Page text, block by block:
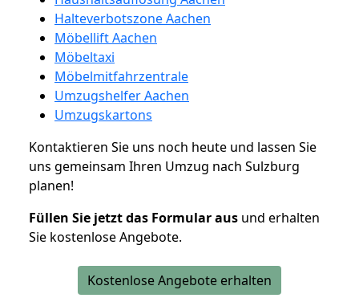
Halteverbotszone Aachen
Möbellift Aachen
Möbeltaxi
Möbelmitfahrzentrale
Umzugshelfer Aachen
Umzugskartons
Kontaktieren Sie uns noch heute und lassen Sie
uns gemeinsam Ihren Umzug nach Sulzburg
planen!
Füllen Sie jetzt das Formular aus und erhalten
Sie kostenlose Angebote.
Kostenlose Angebote erhalten